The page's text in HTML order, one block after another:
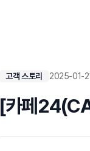
고객 스토리 2025-01-
[카페